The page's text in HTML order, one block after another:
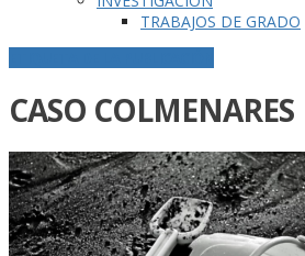
TRABAJOS DE GRADO
CASO COLMENARES